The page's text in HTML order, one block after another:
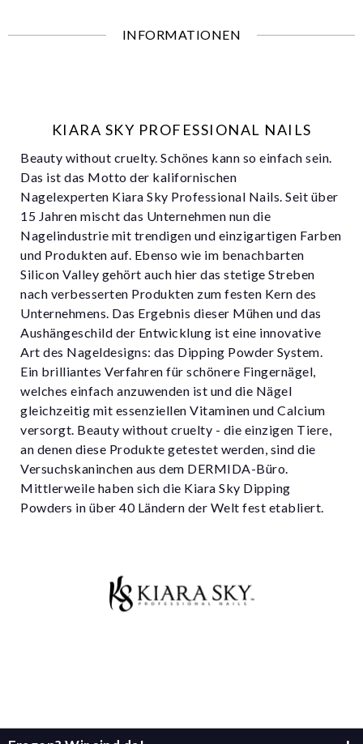
INFORMATIONEN
KIARA SKY PROFESSIONAL NAILS
Beauty without cruelty. Schönes kann so einfach sein.
Das ist das Motto der kalifornischen
Nagelexperten Kiara Sky Professional Nails. Seit über
15 Jahren mischt das Unternehmen nun die
Nagelindustrie mit trendigen und einzigartigen Farben
und Produkten auf. Ebenso wie im benachbarten
Silicon Valley gehört auch hier das stetige Streben
nach verbesserten Produkten zum festen Kern des
Unternehmens. Das Ergebnis dieser Mühen und das
Aushängeschild der Entwicklung ist eine innovative
Art des Nageldesigns: das Dipping Powder System.
Ein brilliantes Verfahren für schönere Fingernägel,
welches einfach anzuwenden ist und die Nägel
gleichzeitig mit essenziellen Vitaminen und Calcium
versorgt. Beauty without cruelty - die einzigen Tiere,
an denen diese Produkte getestet werden, sind die
Versuchskaninchen aus dem DERMIDA-Büro.
Mittlerweile haben sich die Kiara Sky Dipping
Powders in über 40 Ländern der Welt fest etabliert.